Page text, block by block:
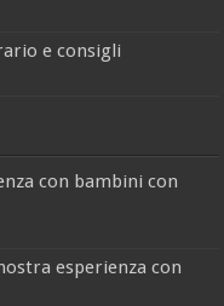
e consigli
con bambini con
esperienza con